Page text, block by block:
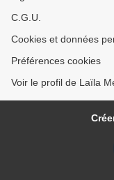
C.G.U.
Cookies et données
Préférences cookies
Voir le profil de Laïla